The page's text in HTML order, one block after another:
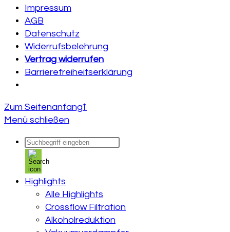
Impressum
AGB
Datenschutz
Widerrufsbelehrung
Vertrag widerrufen
Barrierefreiheitserklärung
Zum Seitenanfang↑
Menü schließen
Products
search
Highlights
Alle Highlights
Crossflow Filtration
Alkoholreduktion